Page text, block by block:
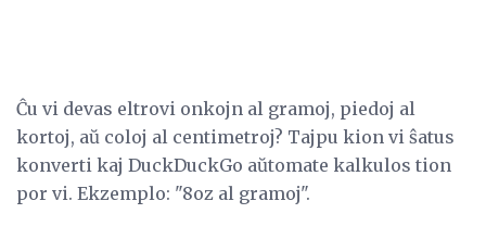
Ĉu vi devas eltrovi onkojn al gramoj, piedoj al
kortoj, aŭ coloj al centimetroj? Tajpu kion vi ŝatus
konverti kaj DuckDuckGo aŭtomate kalkulos tion
por vi. Ekzemplo: "8oz al gramoj".